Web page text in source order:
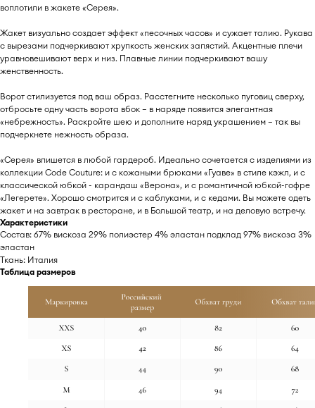
воплотили в жакете «Серея».
Жакет визуально создает эффект «песочных часов» и сужает талию. Рукава
с вырезами подчеркивают хрупкость женских запястий. Акцентные плечи
уравновешивают верх и низ. Плавные линии подчеркивают вашу
женственность.
Ворот стилизуется под ваш образ. Расстегните несколько пуговиц сверху,
отбросьте одну часть ворота вбок — в наряде появится элегантная
«небрежность». Раскройте шею и дополните наряд украшением — так вы
подчеркнете нежность образа.
«Серея» впишется в любой гардероб. Идеально сочетается с изделиями из
коллекции Code Couture: и с кожаными брюками «Гуаве» в стиле кэжл, и с
классической юбкой - карандаш «Верона», и с романтичной юбкой-гофре
«Легерете». Хорошо смотрится и с каблуками, и с кедами. Вы можете одеть
жакет и на завтрак в ресторане, и в Большой театр, и на деловую встречу.
Характеристики
Cостав: 67% вискоза 29% полиэстер 4% эластан подклад 97% вискоза 3%
эластан
Ткань: Италия
Таблица размеров